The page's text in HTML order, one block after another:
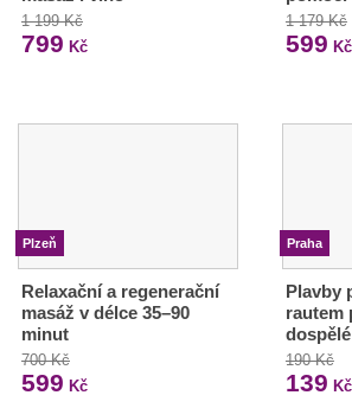
1 199 Kč
799 Kč
1 179 Kč
599 Kč
Plzeň
Relaxační a regenerační
masáž v délce 35–90
minut
700 Kč
599 Kč
Praha
Plavby
rautem
dospělé
190 Kč
139 Kč